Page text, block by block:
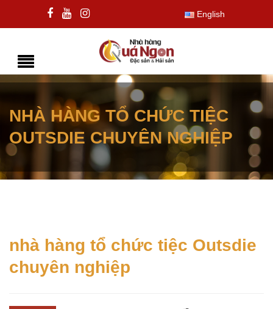
English
NHÀ HÀNG TỔ CHỨC TIỆC
OUTSDIE CHUYÊN NGHIỆP
nhà hàng tổ chức tiệc Outsdie
chuyên nghiệp